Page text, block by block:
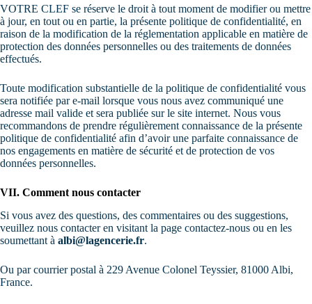
VOTRE CLEF se réserve le droit à tout moment de modifier ou mettre
à jour, en tout ou en partie, la présente politique de confidentialité, en
raison de la modification de la réglementation applicable en matière de
protection des données personnelles ou des traitements de données
effectués.
Toute modification substantielle de la politique de confidentialité vous
sera notifiée par e-mail lorsque vous nous avez communiqué une
adresse mail valide et sera publiée sur le site internet. Nous vous
recommandons de prendre régulièrement connaissance de la présente
politique de confidentialité afin d’avoir une parfaite connaissance de
nos engagements en matière de sécurité et de protection de vos
données personnelles.
VII. Comment nous contacter
Si vous avez des questions, des commentaires ou des suggestions,
veuillez nous contacter en visitant la page contactez-nous ou en les
soumettant à albi@lagencerie.fr.
Ou par courrier postal à 229 Avenue Colonel Teyssier, 81000 Albi,
France.